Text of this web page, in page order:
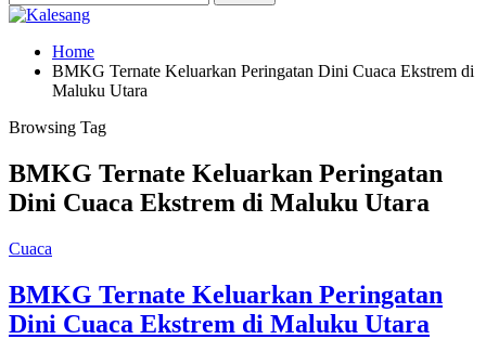
Home
BMKG Ternate Keluarkan Peringatan Dini Cuaca Ekstrem di
Maluku Utara
Browsing Tag
BMKG Ternate Keluarkan Peringatan
Dini Cuaca Ekstrem di Maluku Utara
Cuaca
BMKG Ternate Keluarkan Peringatan
Dini Cuaca Ekstrem di Maluku Utara